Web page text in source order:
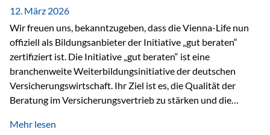
zwischen Erben Liquiditätsprobleme bei Immobilien…
12. März 2026
Wir freuen uns, bekanntzugeben, dass die Vienna-Life nun
offiziell als Bildungsanbieter der Initiative „gut beraten“
zertifiziert ist. Die Initiative „gut beraten“ ist eine
branchenweite Weiterbildungsinitiative der deutschen
Versicherungswirtschaft. Ihr Ziel ist es, die Qualität der
Beratung im Versicherungsvertrieb zu stärken und die
Personen transparent zu dokumentieren. Seit der
Mehr lesen